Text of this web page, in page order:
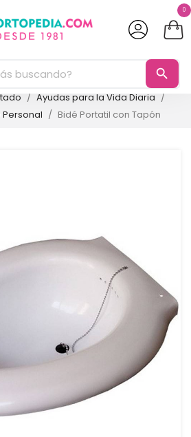
0
search
Ayudas para la Vida Diaria
Bidé Portatil con Tapón